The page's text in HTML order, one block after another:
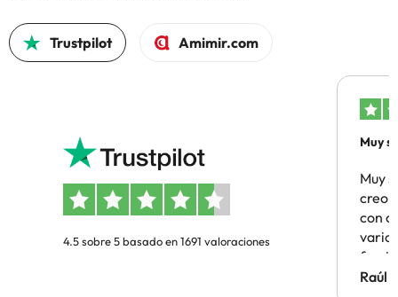
Trustpilot Amimir.com
4.5 sobre 5 basado en 1691 valoraciones
Muy
Muy
creo
con
Hotel
Raúl